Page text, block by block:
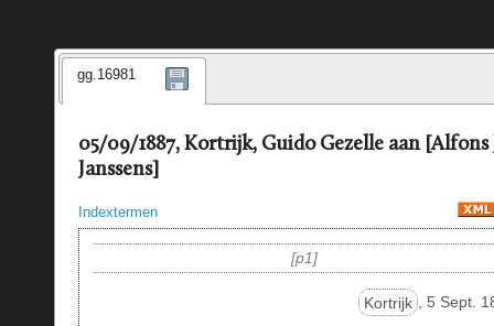
gg.16981
05/09/1887, Kortrijk, Guido Gezelle aan [Alfons
Janssens]
Indextermen
p1
Kortrijk , 5 Sept.